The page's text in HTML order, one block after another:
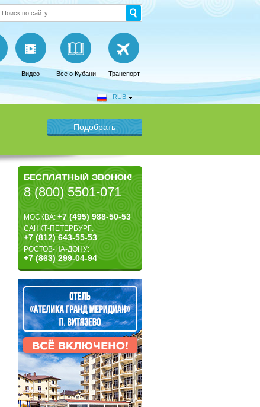
Видео Все о Кубани Транспорт
RUB
БЕСПЛАТНЫЙ ЗВОНОК!
8 (800) 5501-071
МОСКВА:+7 (495) 988-50-53
САНКТ-ПЕТЕРБУРГ:
+7 (812) 643-55-53
РОСТОВ-НА-ДОНУ:
+7 (863) 299-04-94